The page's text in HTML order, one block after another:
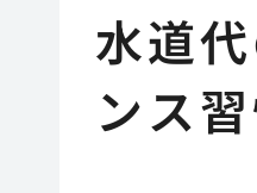
水道
ンス